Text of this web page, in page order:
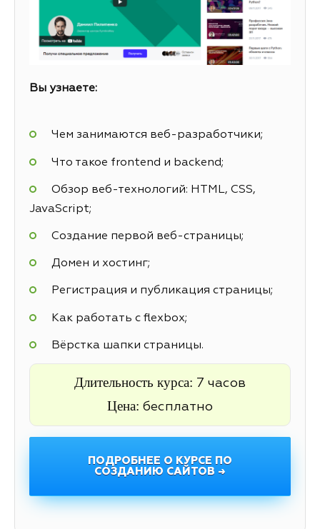
Вы узнаете:
Чем занимаются веб-разработчики;
Что такое frontend и backend;
Обзор веб-технологий: HTML, CSS,
JavaScript;
Создание первой веб-страницы;
Домен и хостинг;
Регистрация и публикация страницы;
Как работать с flexbox;
Вёрстка шапки страницы.
Длительность курса: 7 часов
Цена: бесплатно
ПОДРОБНЕЕ О КУРСЕ ПО
СОЗДАНИЮ САЙТОВ →